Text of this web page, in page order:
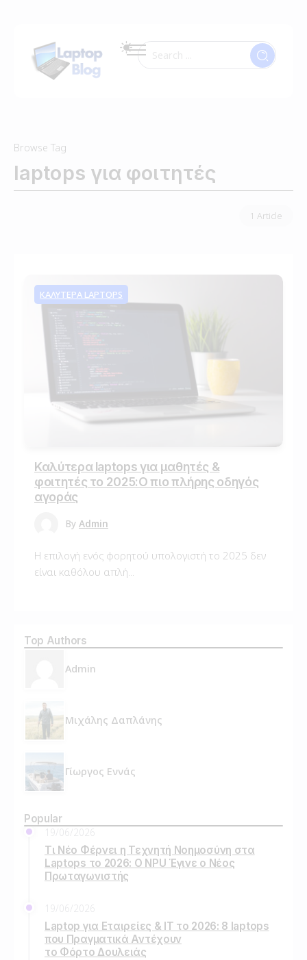
Browse Tag
laptops για φοιτητές
1 Article
Top Authors
Admin
Μιχάλης Δαπλάνης
Γίωργος Εννάς
Popular
19/06/2026
Τι Νέο Φέρνει η Τεχνητή Νοημοσύνη στα
Laptops το 2026: Ο NPU Έγινε ο Νέος
Πρωταγωνιστής
19/06/2026
Laptop για Εταιρείες & IT το 2026: 8 laptops
που Πραγματικά Αντέχουν
το Φόρτο Δουλειάς
ΚΑΛΥΤΕΡΑ LAPTOPS
Καλύτερα laptops για μαθητές &
φοιτητές το 2025:Ο πιο πλήρης οδηγός
αγοράς
By Admin
Η επιλογή ενός φορητού υπολογιστή το 2025 δεν
είναι καθόλου απλή...